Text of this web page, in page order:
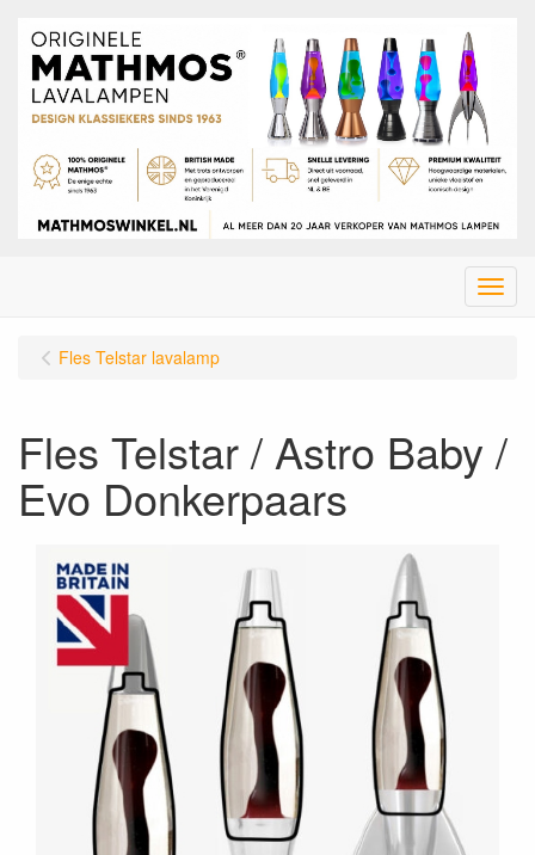
Menu
Fles Telstar lavalamp
Fles Telstar / Astro Baby /
Evo Donkerpaars